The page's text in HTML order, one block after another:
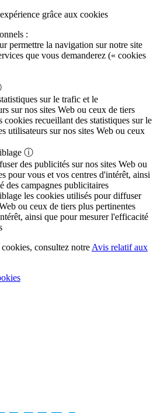
grâce aux cookies
:
permettre la navigation sur notre site
que vous demanderez (« cookies
sur le trafic et le
sur nos sites Web ou ceux de tiers
cookies recueillant des statistiques sur le
utilisateurs sur nos sites Web ou ceux
ⓘ
des publicités sur nos sites Web ou
pour vous et vos centres d'intérêt, ainsi
des campagnes publicitaires
les cookies utilisés pour diffuser
ou ceux de tiers plus pertinentes
ainsi que pour mesurer l'efficacité
consultez notre Avis relatif aux